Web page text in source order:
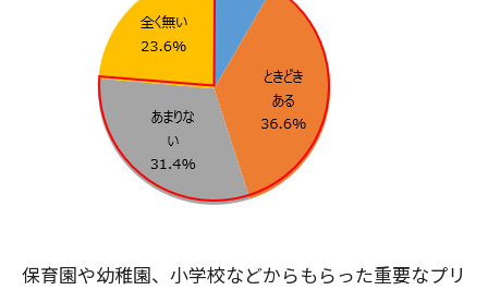
保育園や幼稚園、小学校などからもらった重要なプリ